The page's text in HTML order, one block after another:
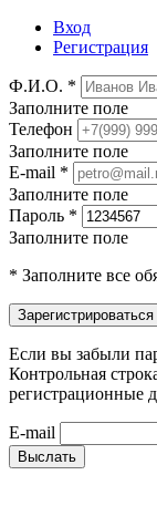
Вход
Регистрация
Ф.И.О. *
Заполните поле
Телефон
Заполните поле
E-mail *
Заполните поле
Пароль *
Заполните поле
* Заполните все
Если вы забыли
Контрольная
регистрационные
E-mail